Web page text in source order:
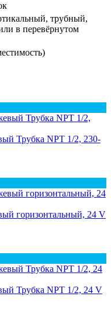
трубный,
в перевёрнутом
Трубка NPT 1/2, 230-
горизонтальный, 24 V
Трубка NPT 1/2, 24 V